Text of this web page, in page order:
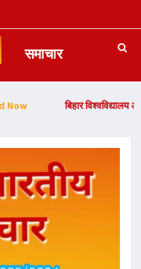
समाचार
बिहार विश्वविद्यालय अधिनियम-